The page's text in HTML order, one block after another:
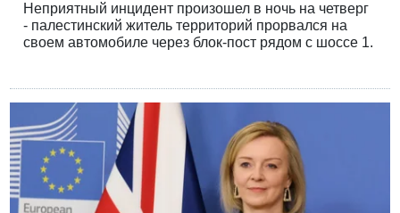
Неприятный инцидент произошел в ночь на четверг
- палестинский житель территорий прорвался на
своем автомобиле через блок-пост рядом с шоссе 1.